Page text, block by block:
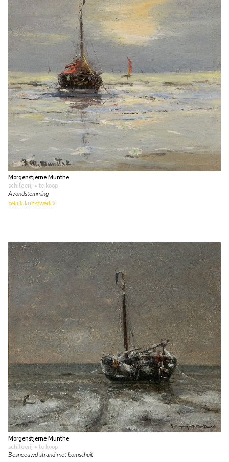
Morgenstjerne Munthe
schilderij • te koop
Avondstemming
bekijk kunstwerk
Morgenstjerne Munthe
schilderij • te koop
Besneeuwd strand met bomschuit